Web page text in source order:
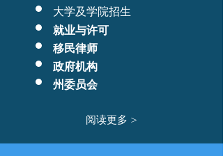
大学及学院招生
就业与许可
移民律师
政府机构
州委员会
阅读更多 >